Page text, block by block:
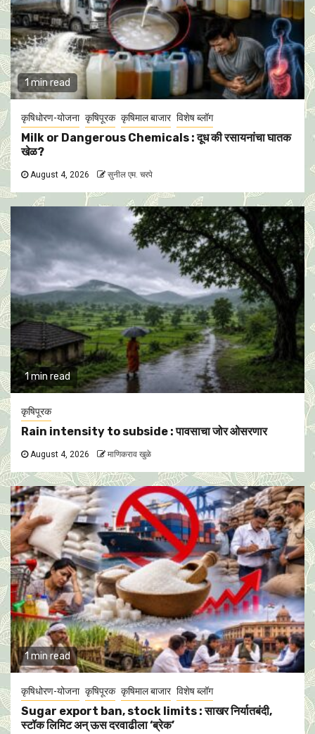
1 min read
कृषिधोरण-योजना कृषिपूरक कृषिमाल बाजार विशेष ब्लॉग
Milk or Dangerous Chemicals : दूध की रसायनांचा घातक
खेळ?
August 4, 2026 सुनील एम. चरपे
1 min read
कृषिपूरक
Rain intensity to subside : पावसाचा जोर ओसरणार
August 4, 2026 माणिकराव खुळे
1 min read
कृषिधोरण-योजना कृषिपूरक कृषिमाल बाजार विशेष ब्लॉग
Sugar export ban, stock limits : साखर निर्यातबंदी,
स्टॉक लिमिट अन् ऊस दरवाढीला ‘ब्रेक’